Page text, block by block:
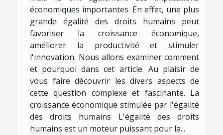
économiques importantes. En effet, une plus
grande égalité des droits humains peut
favoriser la croissance économique,
améliorer la productivité et stimuler
l'innovation. Nous allons examiner comment
et pourquoi dans cet article. Au plaisir de
vous faire découvrir les divers aspects de
cette question complexe et fascinante. La
croissance économique stimulée par l'égalité
des droits humains L'égalité des droits
humains est un moteur puissant pour la...